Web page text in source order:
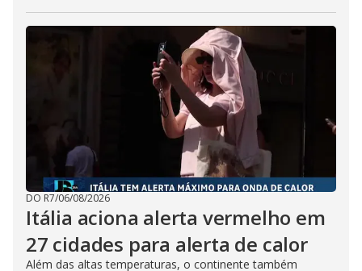
DO R7/06/08/2026
Itália aciona alerta vermelho em
27 cidades para alerta de calor
Além das altas temperaturas, o continente também